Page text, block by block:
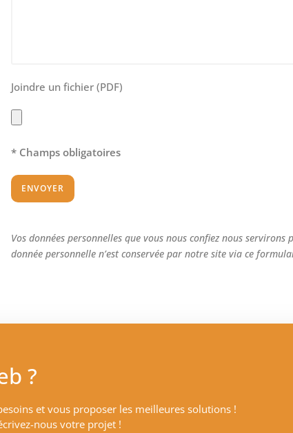
Joindre un fichier (PDF)
* Champs obligatoires
Vos données personnelles que vous nous confiez nous
donnée personnelle n’est conservée par notre site via ce
?
et vous proposer les meilleures solutions !
nous votre projet !